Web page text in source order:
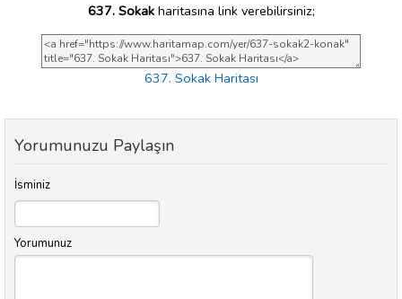
637. Sokakharitasına link verebilirsiniz;
637. Sokak Haritası
Yorumunuzu Paylaşın
İsminiz
Yorumunuz